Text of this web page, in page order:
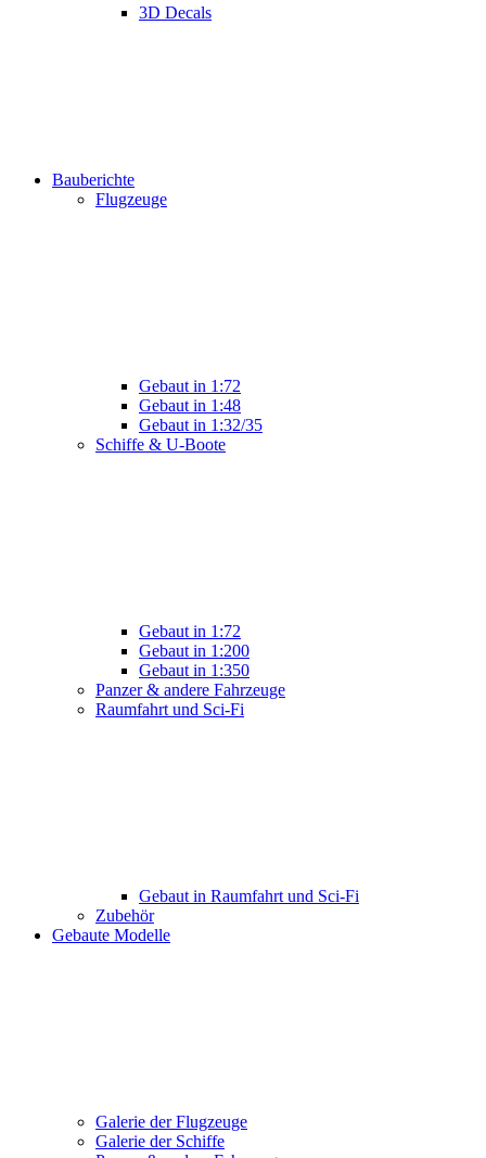
3D Decals
Bauberichte
Flugzeuge
Gebaut in 1:72
Gebaut in 1:48
Gebaut in 1:32/35
Schiffe & U-Boote
Gebaut in 1:72
Gebaut in 1:200
Gebaut in 1:350
Panzer & andere Fahrzeuge
Raumfahrt und Sci-Fi
Gebaut in Raumfahrt und Sci-Fi
Zubehör
Gebaute Modelle
Galerie der Flugzeuge
Galerie der Schiffe